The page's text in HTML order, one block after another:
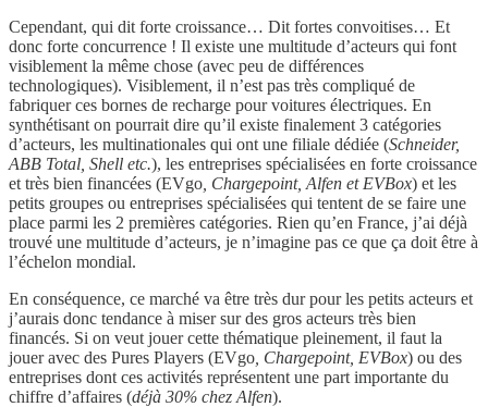
Cependant, qui dit forte croissance… Dit fortes convoitises… Et
donc forte concurrence ! Il existe une multitude d’acteurs qui font
visiblement la même chose (avec peu de différences
technologiques). Visiblement, il n’est pas très compliqué de
fabriquer ces bornes de recharge pour voitures électriques. En
synthétisant on pourrait dire qu’il existe finalement 3 catégories
d’acteurs, les multinationales qui ont une filiale dédiée (Schneider,
ABB Total, Shell etc.), les entreprises spécialisées en forte croissance
et très bien financées (EVgo , Chargepoint, Alfen et EVBox) et les
petits groupes ou entreprises spécialisées qui tentent de se faire une
place parmi les 2 premières catégories. Rien qu’en France, j’ai déjà
trouvé une multitude d’acteurs, je n’imagine pas ce que ça doit être à
l’échelon mondial.
En conséquence, ce marché va être très dur pour les petits acteurs et
j’aurais donc tendance à miser sur des gros acteurs très bien
financés. Si on veut jouer cette thématique pleinement, il faut la
jouer avec des Pures Players (EVgo , Chargepoint, EVBox) ou des
entreprises dont ces activités représentent une part importante du
chiffre d’affaires (déjà 30% chez Alfen).